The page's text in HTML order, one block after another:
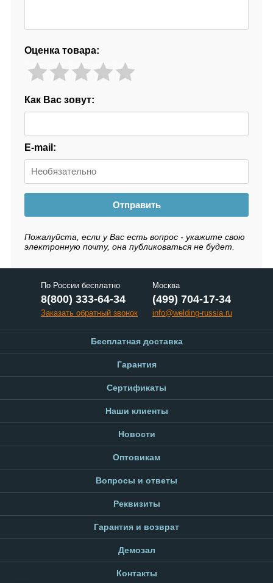
Оценка товара:
Как Вас зовут:
E-mail:
Отправить
Пожалуйста, если у Вас есть вопрос - укажите свою
электронную почту, она публиковаться не будет.
По России бесплатно
8(800) 333-64-34
Заказать обратный звонок
Москва
(499) 704-17-34
info@welding-russia.ru
Бесплатная доставка
Гарантия
Сертификаты
Наши клиенты
Новости
Оптовикам
Вопросы и ответы
Реквизиты
Гарантия и возврат
Демозал
Контакты